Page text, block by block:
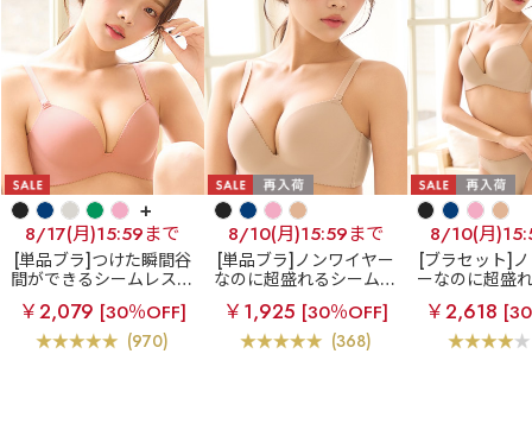
+
8/17(月)15:59まで
[単品ブラ]つけた瞬間谷
間ができるシームレスブ
ラ
超盛ブラ(R) シーム
レス 単品ブラジャー
￥2,079 [30％OFF]
(970)
8/10(月)15:59まで
[単品ブラ]ノンワイヤー
なのに超盛れるシームレ
スブラ
【WEB限定】ノ
ンワイヤー 超盛ブラ(R)
シームレス 単品ブラジャ
ー
￥1,925 [30％OFF]
(368)
8/10(月
[ブラセット]
ーなのに超盛
レスブラ
【
ノンワイヤー
(R) シームレ
ー&ショ
￥2,618